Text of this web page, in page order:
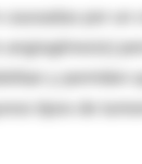
por un
y permiten
tipos de